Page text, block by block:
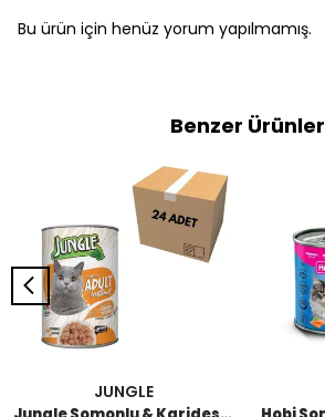
Bu ürün için henüz yorum yapılmamış.
Benzer Ürünler
JUNGLE